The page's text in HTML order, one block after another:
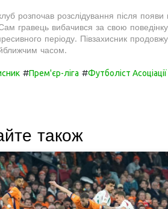
розпочав розслідування після
Сам гравець вибачився за свою
періоду. Півзахисник
часом.
#Прем'єр-ліга #Футболіст Асоціації
також